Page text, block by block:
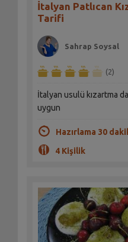
İtalyan Patlıcan
Tarifi
Sahrap Soysal
(2)
İtalyan usulü kızartma
uygun
Hazırlama 30
4 Kişilik